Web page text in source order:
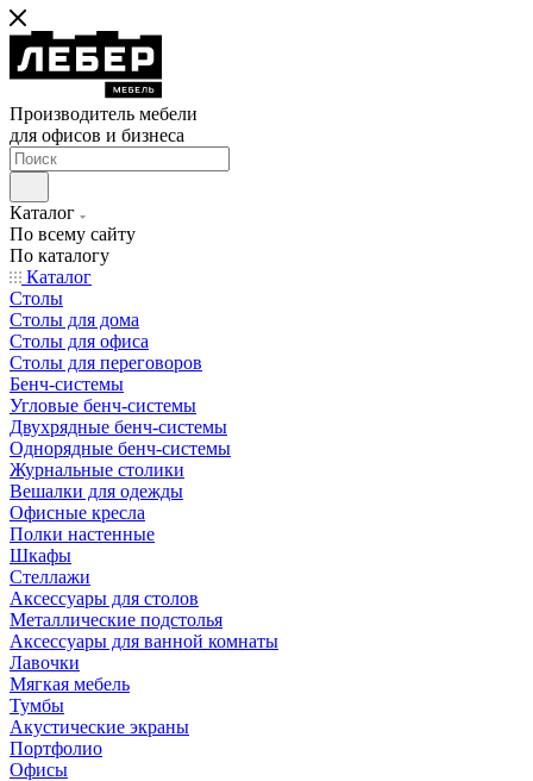
Производитель мебели
для офисов и бизнеса
Каталог
По всему сайту
По каталогу
Каталог
Столы
Столы для дома
Столы для офиса
Столы для переговоров
Бенч-системы
Угловые бенч-системы
Двухрядные бенч-системы
Однорядные бенч-системы
Журнальные столики
Вешалки для одежды
Офисные кресла
Полки настенные
Шкафы
Стеллажи
Аксессуары для столов
Металлические подстолья
Аксессуары для ванной комнаты
Лавочки
Мягкая мебель
Тумбы
Акустические экраны
Портфолио
Офисы